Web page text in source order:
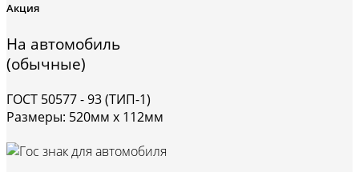
Акция
На автомобиль
(обычные)
ГОСТ 50577 - 93 (ТИП-1)
Размеры: 520мм х 112мм